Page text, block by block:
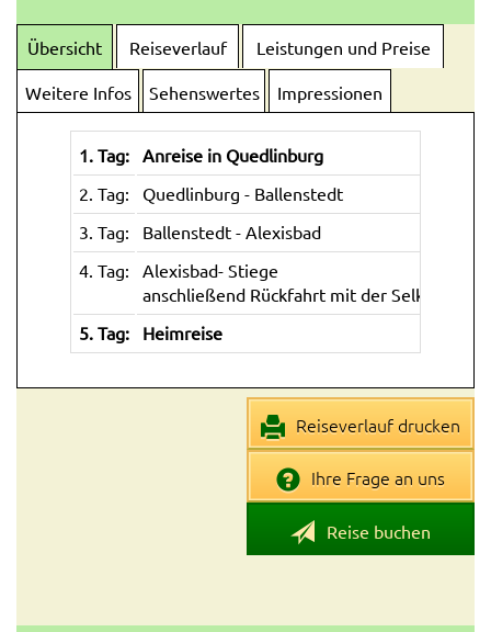
Übersicht Reiseverlauf Leistungen und Preise
Weitere Infos Sehenswertes Impressionen
1. Tag: Anreise in Quedlinburg
2. Tag:
Quedlinburg - Ballenstedt
3. Tag:
Ballenstedt - Alexisbad
4. Tag:
Alexisbad- Stiege
anschließend Rückfahrt mit der
5. Tag:
Heimreise
Reiseverlauf drucken
Ihre Frage an uns
Reise buchen